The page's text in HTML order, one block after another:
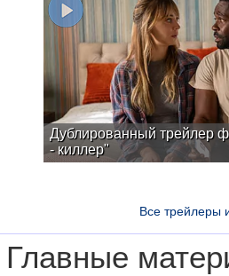
Дублированный трейлер
- киллер"
Все трейлеры
Главные